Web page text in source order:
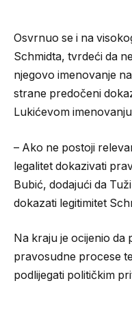
Osvrnuo se i na
Schmidta, tvrdeći da
njegovo imenovanje
strane predočeni
Lukićevom
– Ako ne postoji
legalitet dokazivati
Bubić, dodajući da
dokazati legitimitet
Na kraju je ocijenio da
pravosudne procese
podlijegati političkim